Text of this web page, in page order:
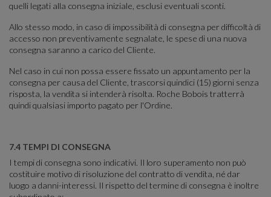
quelli legati alla consegna iniziale, esclusi eventuali sconti.
Allo stesso modo, in caso di impossibilità di consegna per difficoltà di
accesso non preventivamente segnalate, le spese di una nuova
consegna saranno a carico del Cliente.
Nel caso in cui non possa essere fissato un appuntamento per la
consegna per causa del Cliente, trascorsi quindici (15) giorni senza
risposta, la vendita si intenderà risolta. Roche Bobois tratterrà
quindi qualsiasi importo pagato per l'Ordine.
7.4 TEMPI DI CONSEGNA
I tempi di consegna sono indicativi. Il loro superamento non può
costituire motivo di risoluzione del contratto di vendita, né dar
luogo a danni-interessi. Il rispetto del termine di consegna è inoltre